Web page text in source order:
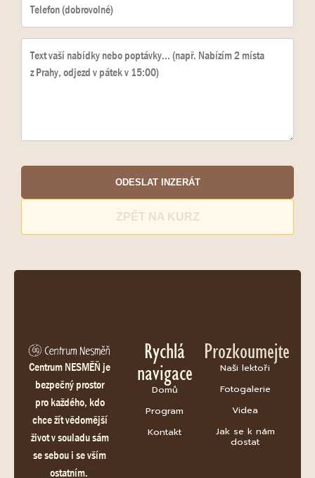
ODESLAT INZERÁT
ZPĚT NA KURZ
Centrum NESMĚŇ je
bezpečný prostor
pro každého, kdo
chce žít vědomější
život v souladu sám
se sebou i se vším
ostatním.
Rychlá
navigace
Domů
Program
Kontakt
Prozkoumejte
Naši lektoři
Fotogalerie
Videa
Jak se k nám
dostat